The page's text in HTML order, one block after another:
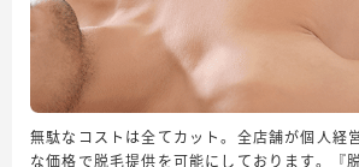
無駄なコストは全てカット。全店舗が個人経
な価格で脱毛提供を可能にしております。『